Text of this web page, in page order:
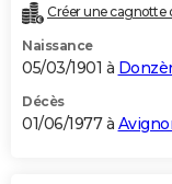
Créer une cagnotte
Naissance
05/03/1901 à
Décès
01/06/1977 à